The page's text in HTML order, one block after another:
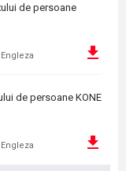
Engleza
Engleza